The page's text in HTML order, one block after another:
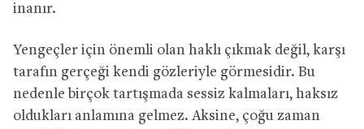
inanır.
Yengeçler için önemli olan haklı çıkmak değil, karşı
tarafın gerçeği kendi gözleriyle görmesidir. Bu
nedenle birçok tartışmada sessiz kalmaları, haksız
oldukları anlamına gelmez. Aksine, çoğu zaman